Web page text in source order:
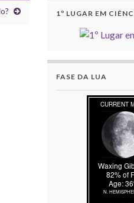
1º LUGAR EM
FASE DA LUA